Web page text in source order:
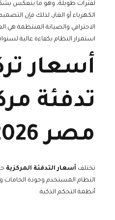
لفترات طويلة، وهو ما ينعكس
الكهرباء أو الغاز، لذلك فإن
الاحترافي والصيانة المنتظمة هي
استمرار النظام بكفاءة عالية
أسعار
تدفئة
مصر 2026
تختلف أسعار التدفئة المركزية
النظام المستخدم وجودة الخامات
أنظمة التحكم الذكية.